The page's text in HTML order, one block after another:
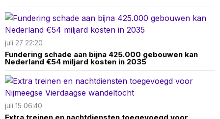
juli 27 22:20
Fundering schade aan bijna 425.000 gebouwen kan
Nederland €54 miljard kosten in 2035
juli 15 06:40